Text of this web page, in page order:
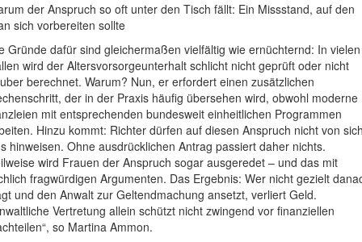
der Anspruch so oft unter den Tisch fällt: Ein Missstand, auf den
sich vorbereiten sollte
Gründe dafür sind gleichermaßen vielfältig wie ernüchternd: In vielen
wird der Altersvorsorgeunterhalt schlicht nicht geprüft oder nicht
berechnet. Warum? Nun, er erfordert einen zusätzlichen
der in der Praxis häufig übersehen wird, obwohl moderne
mit entsprechenden bundesweit einheitlichen Programmen
Hinzu kommt: Richter dürfen auf diesen Anspruch nicht von
hinweisen. Ohne ausdrücklichen Antrag passiert daher nichts.
wird Frauen der Anspruch sogar ausgeredet – und das mit
fragwürdigen Argumenten. Das Ergebnis: Wer nicht gezielt
und den Anwalt zur Geltendmachung ansetzt, verliert Geld.
Vertretung allein schützt nicht zwingend vor finanziellen
so Martina Ammon.